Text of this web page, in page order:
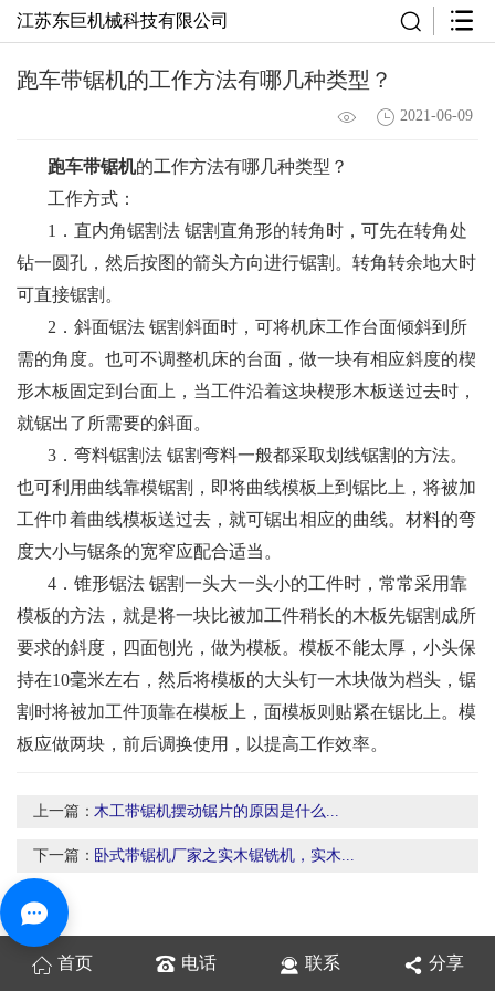
江苏东巨机械科技有限公司
跑车带锯机的工作方法有哪几种类型？
2021-06-09
跑车带锯机的工作方法有哪几种类型？
工作方式：
1．直内角锯割法 锯割直角形的转角时，可先在转角处
钻一圆孔，然后按图的箭头方向进行锯割。转角转余地大时
可直接锯割。
2．斜面锯法 锯割斜面时，可将机床工作台面倾斜到所
需的角度。也可不调整机床的台面，做一块有相应斜度的楔
形木板固定到台面上，当工件沿着这块楔形木板送过去时，
就锯出了所需要的斜面。
3．弯料锯割法 锯割弯料一般都采取划线锯割的方法。
也可利用曲线靠模锯割，即将曲线模板上到锯比上，将被加
工件巾着曲线模板送过去，就可锯出相应的曲线。材料的弯
度大小与锯条的宽窄应配合适当。
4．锥形锯法 锯割一头大一头小的工件时，常常采用靠
模板的方法，就是将一块比被加工件稍长的木板先锯割成所
要求的斜度，四面刨光，做为模板。模板不能太厚，小头保
持在10毫米左右，然后将模板的大头钉一木块做为档头，锯
割时将被加工件顶靠在模板上，面模板则贴紧在锯比上。模
板应做两块，前后调换使用，以提高工作效率。
上一篇： 木工带锯机摆动锯片的原因是什么...
下一篇： 卧式带锯机厂家之实木锯铣机，实木...
首页 电话 联系 分享